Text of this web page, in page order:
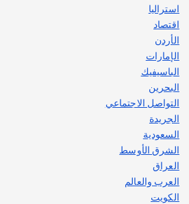
استراليا
اقتصاد
الأردن
الإمارات
الباسيفيك
البحرين
التواصل الاجتماعي
الجريدة
السعودية
الشرق الأوسط
العراق
العرب والعالم
الكويت